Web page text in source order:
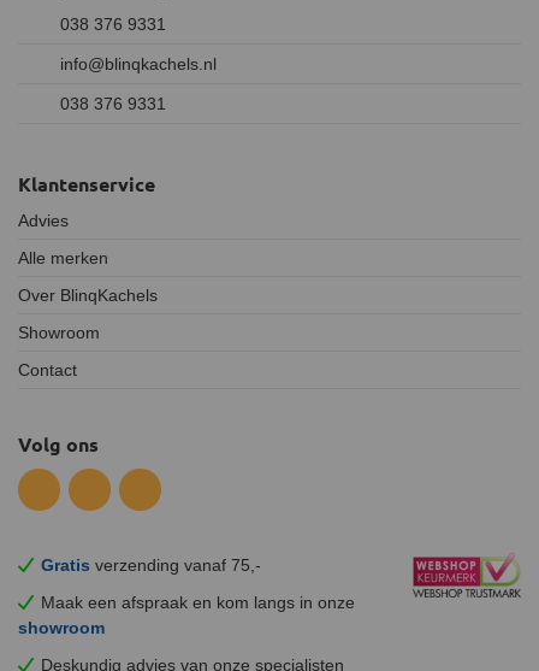
Gratis verzending vanaf 75,-
Maak een afspraak en kom langs in onze
showroom
Deskundig advies van onze specialisten
038 376 9331
info@blinqkachels.nl
038 376 9331
Klantenservice
Advies
Alle merken
Over BlinqKachels
Showroom
Contact
Volg ons